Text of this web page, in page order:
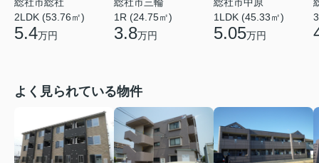
2LDK (53.76㎡)
5.4万円
1R (24.75㎡)
3.8万円
1LDK (45.33㎡)
5.05万円
よく見られている物件